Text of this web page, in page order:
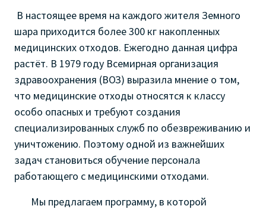
В настоящее время на каждого жителя Земного
шара приходится более 300 кг накопленных
медицинских отходов. Ежегодно данная цифра
растёт. В 1979 году Всемирная организация
здравоохранения (ВОЗ) выразила мнение о том,
что медицинские отходы относятся к классу
особо опасных и требуют создания
специализированных служб по обезвреживанию и
уничтожению. Поэтому одной из важнейших
задач становиться обучение персонала
работающего с медицинскими отходами.
Мы предлагаем программу, в которой